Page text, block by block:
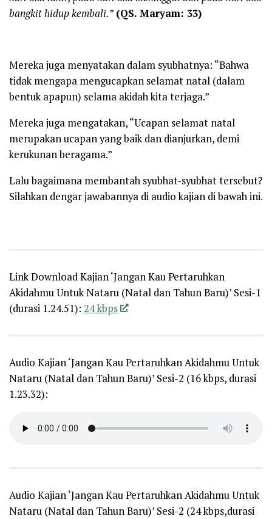
bangkit hidup kembali.” (QS. Maryam: 33)
Mereka juga menyatakan dalam syubhatnya: “Bahwa
tidak mengapa mengucapkan selamat natal (dalam
bentuk apapun) selama akidah kita terjaga.”
Mereka juga mengatakan, “Ucapan selamat natal
merupakan ucapan yang baik dan dianjurkan, demi
kerukunan beragama.”
Lalu bagaimana membantah syubhat-syubhat tersebut?
Silahkan dengar jawabannya di audio kajian di bawah ini.
Link Download Kajian ‘Jangan Kau Pertaruhkan
Akidahmu Untuk Nataru (Natal dan Tahun Baru)’ Sesi-1
(durasi 1.24.51): 24 kbps
Audio Kajian ‘Jangan Kau Pertaruhkan Akidahmu Untuk
Nataru (Natal dan Tahun Baru)’ Sesi-2 (16 kbps, durasi
1.23.32):
Audio Kajian ‘Jangan Kau Pertaruhkan Akidahmu Untuk
Nataru (Natal dan Tahun Baru)’ Sesi-2 (24 kbps,durasi